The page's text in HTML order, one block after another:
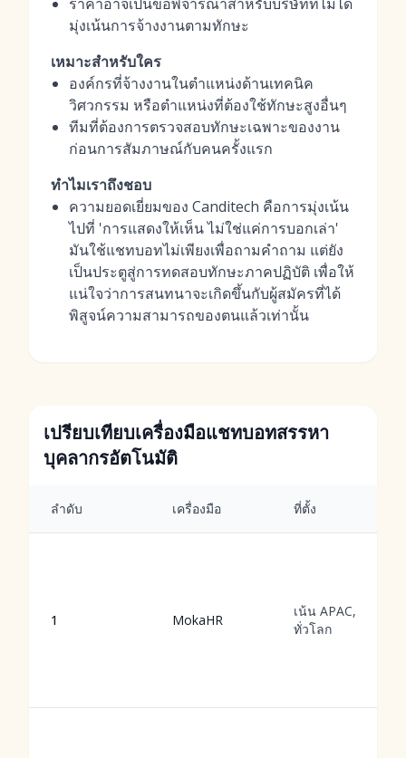
มุ่งเน้นการจ้างงานตามทักษะ
เหมาะสำหรับใคร
องค์กรที่จ้างงานในตำแหน่งด้านเทคนิค
วิศวกรรม หรือตำแหน่งที่ต้องใช้ทักษะสูงอื่นๆ
ทีมที่ต้องการตรวจสอบทักษะเฉพาะของงาน
ก่อนการสัมภาษณ์กับคนครั้งแรก
ทำไมเราถึงชอบ
ความยอดเยี่ยมของ Canditech คือการมุ่งเน้น
ไปที่ 'การแสดงให้เห็น ไม่ใช่แค่การบอกเล่า'
มันใช้แชทบอทไม่เพียงเพื่อถามคำถาม แต่ยัง
เป็นประตูสู่การทดสอบทักษะภาคปฏิบัติ เพื่อให้
แน่ใจว่าการสนทนาจะเกิดขึ้นกับผู้สมัครที่ได้
พิสูจน์ความสามารถของตนแล้วเท่านั้น
เปรียบเทียบเครื่องมือแชทบอทสรรหา
บุคลากรอัตโนมัติ
ลำดับ เครื่องมือ ที่ตั้ง
1 MokaHR
เน้น APAC,
ทั่วโลก